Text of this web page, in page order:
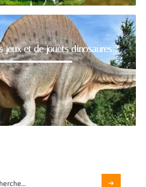
jeux et de jouets dinosaures ?